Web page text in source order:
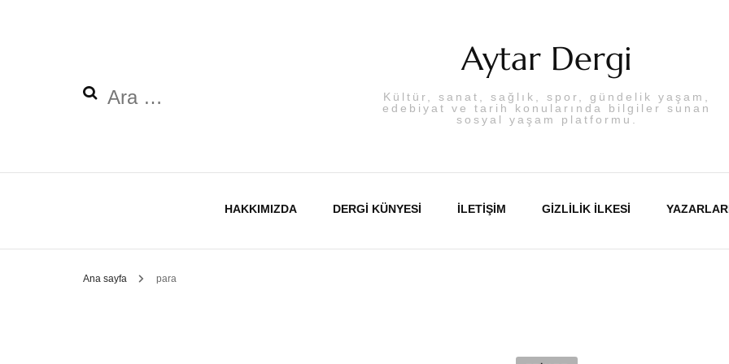
Arama:
Aytar Dergi
Kültür, sanat, sağlık, spor, gündelik yaşam,
edebiyat ve tarih konularında bilgiler sunan
sosyal yaşam platformu.
HAKKIMIZDA DERGI KÜNYESI İLETIŞIM GIZLILIK İLKESI
Ana sayfa para